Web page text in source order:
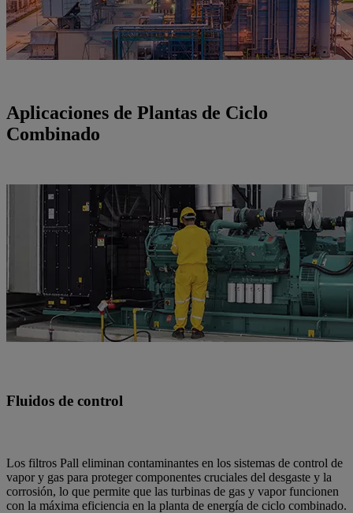
Aplicaciones de Plantas de Ciclo
Combinado
Fluidos de control
Los filtros Pall eliminan contaminantes en los sistemas de control de
vapor y gas para proteger componentes cruciales del desgaste y la
corrosión, lo que permite que las turbinas de gas y vapor funcionen
con la máxima eficiencia en la planta de energía de ciclo combinado.